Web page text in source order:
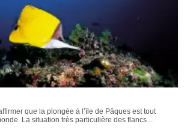
que la plongée à l’île de Pâques est tout
La situation très particulière des flancs ...